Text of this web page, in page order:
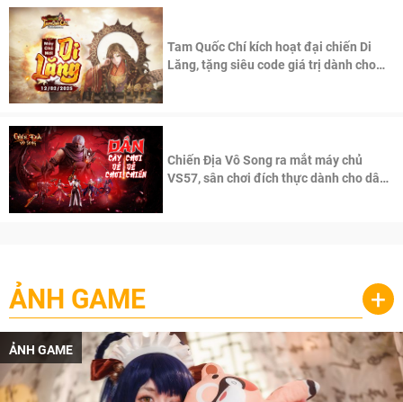
Tam Quốc Chí kích hoạt đại chiến Di
Lăng, tặng siêu code giá trị dành cho
Chiến Địa Vô Song ra mắt máy chủ
VS57, sân chơi đích thực dành cho dân
ẢNH GAME +
ẢNH GAME